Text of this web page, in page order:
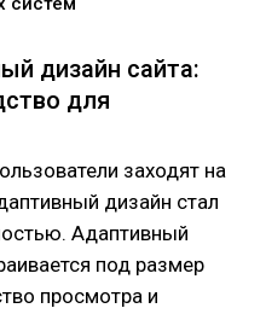
дизайн сайта:
для
заходят на
дизайн стал
Адаптивный
под размер
просмотра и